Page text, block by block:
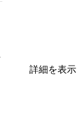
詳細を表示